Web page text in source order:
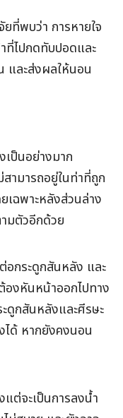
ที่พบว่า การหายใจ
ที่ไปกดทับปอดและ
และส่งผลให้นอน
ป็นอย่างมาก
ามารถอยู่ในท่าที่ถูก
เฉพาะหลังส่วนล่าง
มตัวอีกด้วย
อกระดูกสันหลัง และ
องหันหน้าออกไปทาง
ดูกสันหลังและศีรษะ
ได้ หากยังคงนอน
ต่จะเป็นการลงน้ำ